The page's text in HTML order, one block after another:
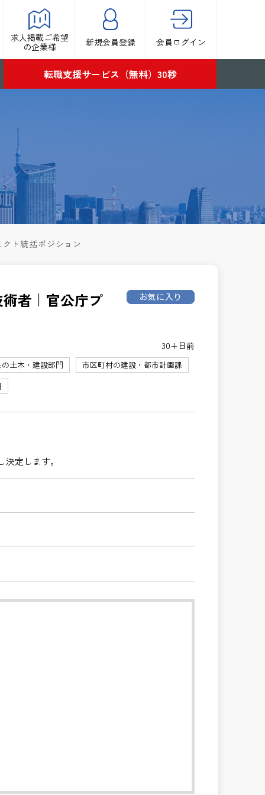
求人掲載ご希望
の企業様
新規会員登録 会員ログイン
転職支援サービス（無料）30秒
ト統括ポジション
者｜官公庁プ お気に入り
30+日前
土木・建設部門
市区町村の建設・都市計画課
定します。